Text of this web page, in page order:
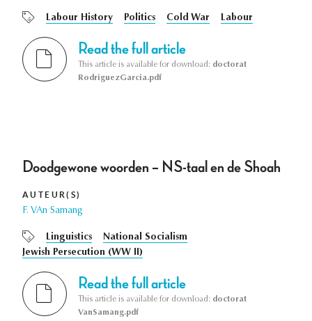
Labour History Politics Cold War Labour
Read the full article
This article is available for download: doctorat
RodriguezGarcia.pdf
Doodgewone woorden – NS-taal en de Shoah
AUTEUR(S)
F. VAn Samang
Linguistics
National Socialism
Jewish Persecution (WW II)
Read the full article
This article is available for download: doctorat
VanSamang.pdf